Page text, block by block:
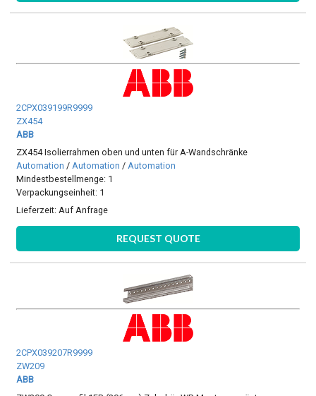
2CPX039199R9999
ZX454
ABB
ZX454 Isolierrahmen oben und unten für A-Wandschränke
Automation /Automation /Automation
Mindestbestellmenge: 1
Verpackungseinheit: 1
Lieferzeit:Auf Anfrage
REQUEST QUOTE
2CPX039207R9999
ZW209
ABB